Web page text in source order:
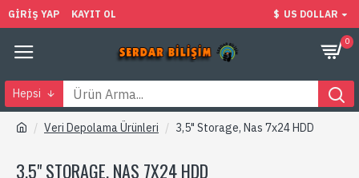
GIRIŞ YAP KAYIT OL $ US DOLLAR
0
Hepsi
Veri Depolama Ürünleri 3,5" Storage, Nas 7x24 HDD
3,5" STORAGE, NAS 7X24 HDD